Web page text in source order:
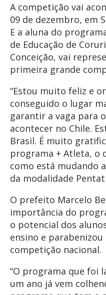
A competição vai
09 de dezembro, em
E a aluna do
de Educação de
Conceição, vai
primeira grande
“Estou muito feliz e
conseguido o lugar
garantir a vaga para
acontecer no Chile.
Brasil. É muito
programa + Atleta, o
como está mudando
da modalidade
O prefeito Marcelo
importância do
o potencial dos
ensino e
competição nacional.
“O programa que foi
um ano já vem